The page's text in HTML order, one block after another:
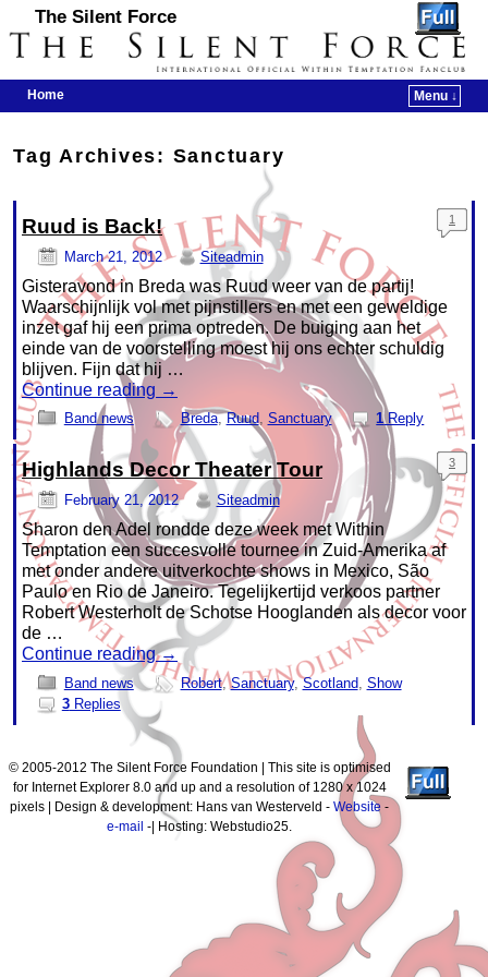
The Silent Force
Home
Menu ↓
Tag Archives: Sanctuary
Ruud is Back!
March 21, 2012 Siteadmin
1
Gisteravond in Breda was Ruud weer van de partij!
Waarschijnlijk vol met pijnstillers en met een geweldige
inzet gaf hij een prima optreden. De buiging aan het
einde van de voorstelling moest hij ons echter schuldig
blijven. Fijn dat hij …
Continue reading →
Band news Breda,Ruud, Sanctuary 1Reply
Highlands Decor Theater Tour
February 21, 2012 Siteadmin
3
Sharon den Adel rondde deze week met Within
Temptation een succesvolle tournee in Zuid-Amerika af
met onder andere uitverkochte shows in Mexico, São
Paulo en Rio de Janeiro. Tegelijkertijd verkoos partner
Robert Westerholt de Schotse Hooglanden als decor voor
de …
Continue reading→
Band news Robert,Sanctuary,Scotland Show
3Replies
© 2005-2012 The Silent Force Foundation | This site is optimised
for Internet Explorer 8.0 and up and a resolution of 1280 x 1024
pixels | Design & development: Hans van Westerveld -Website -
e-mail -| Hosting: Webstudio25.